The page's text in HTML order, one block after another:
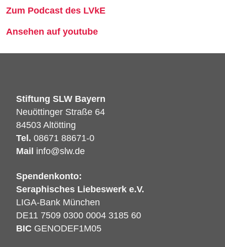
Zum Podcast des LVkE
Ansehen auf youtube
Stiftung SLW Bayern
Neuöttinger Straße 64
84503 Altötting
Tel. 08671 88671-0
Mail info@slw.de
Spendenkonto:
Seraphisches Liebeswerk e.V.
LIGA-Bank München
DE11 7509 0300 0004 3185 60
BIC GENODEF1M05